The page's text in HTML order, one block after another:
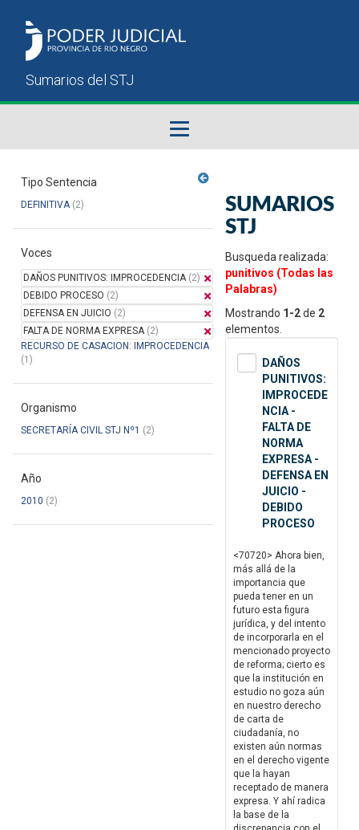
Sumarios del STJ
Manual del Usuario
Tipo Sentencia
DEFINITIVA(2)
Voces
DAÑOS PUNITIVOS: IMPROCEDENCIA(2)
DEBIDO PROCESO (2)
DEFENSA EN JUICIO (2)
FALTA DE NORMA EXPRESA(2)
RECURSO DE CASACION: IMPROCEDENCIA
(1)
Organismo
SECRETARÍA CIVIL STJ Nº1 (2)
Año
2010 (2)
SUMARIOS
STJ
Busqueda realizada:
punitivos (Todas las
Palabras)
Mostrando 1-2de 2
elementos.
DAÑOS
PUNITIVOS:
IMPROCEDE
NCIA -
FALTA DE
NORMA
EXPRESA -
DEFENSA EN
JUICIO -
DEBIDO
PROCESO
<70720> Ahora bien,
más allá de la
importancia que
pueda tener en un
futuro esta figura
jurídica, y del intento
de incorporarla en el
mencionado proyecto
de reforma; cierto es
que la institución en
estudio no goza aún
en nuestro derecho
de carta de
ciudadanía, no
existen aún normas
en el derecho vigente
que la hayan
receptado de manera
expresa. Y ahí radica
la base de la